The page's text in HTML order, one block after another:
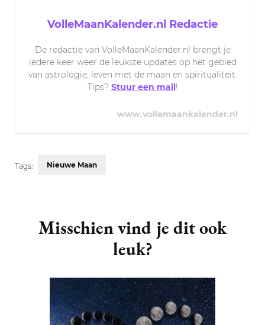
VolleMaanKalender.nl Redactie
De redactie van VolleMaanKalender.nl brengt je
iedere keer weer de leukste updates op het gebied
van astrologie, leven met de maan en spiritualiteit.
Tips? Stuur een mail !
www.vollemaankalender.nl
Tags: Nieuwe Maan
Navigation
Misschien vind je dit ook
leuk?